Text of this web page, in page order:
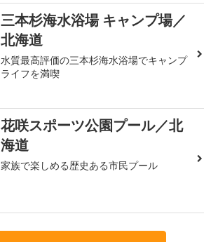
三本杉海水浴場 キャンプ場／
北海道
水質最高評価の三本杉海水浴場でキャンプ
ライフを満喫
花咲スポーツ公園プール／北
海道
家族で楽しめる歴史ある市民プール